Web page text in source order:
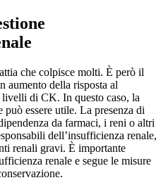
che colpisce molti. È però il
aumento della risposta al
di CK. In questo caso, la
essere utile. La presenza di
da farmaci, i reni o altri
dell’insufficienza renale,
renali gravi. È importante
renale e segue le misure